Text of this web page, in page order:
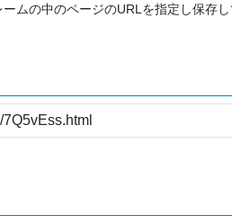
ムの中のページのURLを指定し保存